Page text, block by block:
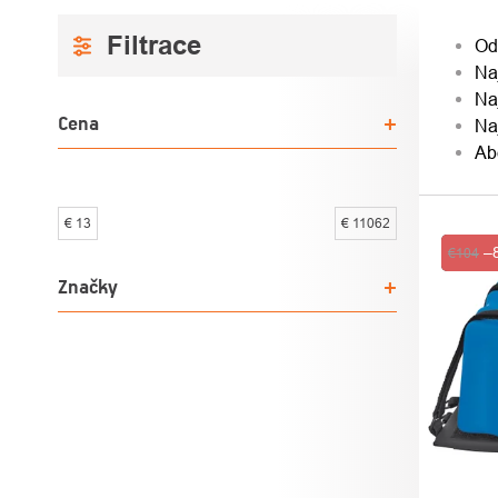
BOČNÝ
Cena
€ 13 € 11062
Značky
€104